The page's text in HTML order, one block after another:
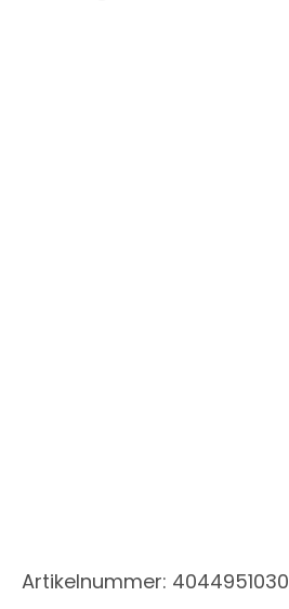
Artikelnummer: